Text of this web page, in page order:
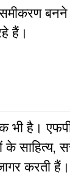
हैं।
भी है।
साहित्‍य,
करती